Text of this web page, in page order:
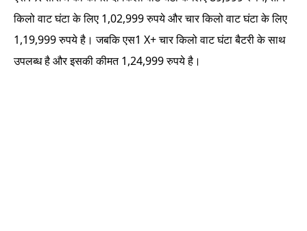
किलो वाट घंटा के लिए 1,02,999 रुपये और चार किलो वाट घंटा के लिए
1,19,999 रुपये है। जबकि एस1 X+ चार किलो वाट घंटा बैटरी के साथ
उपलब्ध है और इसकी कीमत 1,24,999 रुपये है।